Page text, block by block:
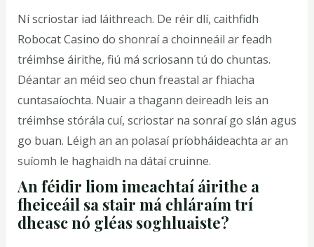
Ní scriostar iad láithreach. De réir dlí, caithfidh
Robocat Casino do shonraí a choinneáil ar feadh
tréimhse áirithe, fiú má scriosann tú do chuntas.
Déantar an méid seo chun freastal ar fhiacha
cuntasaíochta. Nuair a thagann deireadh leis an
tréimhse stórála cuí, scriostar na sonraí go slán agus
go buan. Léigh an an polasaí príobháideachta ar an
suíomh le haghaidh na dátaí cruinne.
An féidir liom imeachtaí áirithe a
fheiceáil sa stair má chláraím trí
dheasc nó gléas soghluaiste?